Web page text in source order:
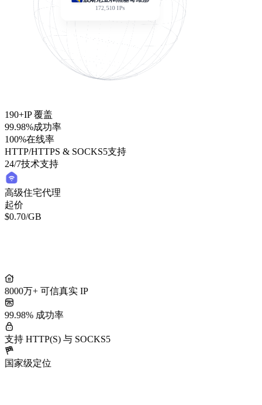
172,510IPs
190+IP 覆盖
99.98%成功率
100%在线率
HTTP/HTTPS & SOCKS5支持
24/7技术支持
高级住宅代理
起价
$0.70/GB
8000万+ 可信真实 IP
99.98% 成功率
支持 HTTP(S) 与 SOCKS5
国家级定位